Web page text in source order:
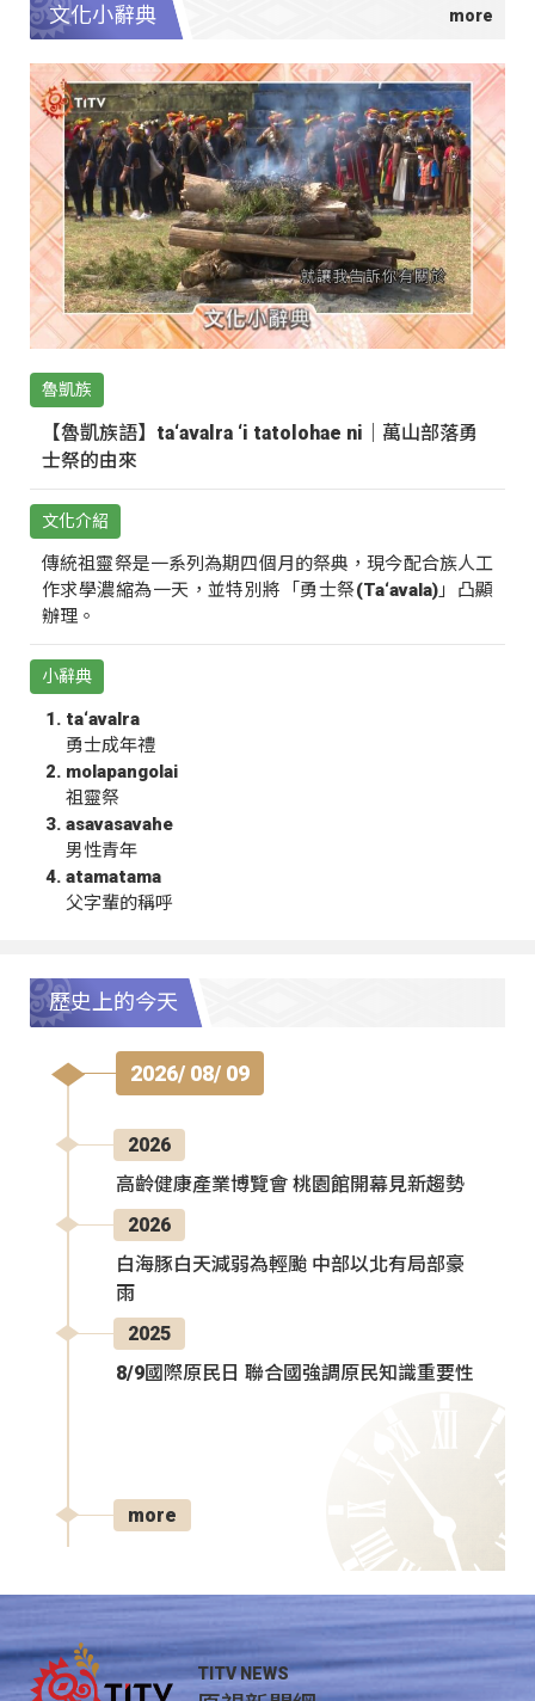
文化小辭典
魯凱族
【魯凱族語】ta‘avalra ‘i tatolohae ni｜萬山部落勇
士祭的由來
文化介紹
傳統祖靈祭是一系列為期四個月的祭典，現今配合族人工
作求學濃縮為一天，並特別將「勇士祭(Ta‘avala)」凸顯
辦理。
小辭典
ta‘avalra
勇士成年禮
molapangolai
祖靈祭
asavasavahe
男性青年
atamatama
父字輩的稱呼
歷史上的今天
2026/ 08/ 09
2026
高齡健康產業博覽會 桃園館開幕見新趨勢
2026
白海豚白天減弱為輕颱 中部以北有局部豪
雨
2025
8/9國際原民日 聯合國強調原民知識重要性
more
TITV NEWS